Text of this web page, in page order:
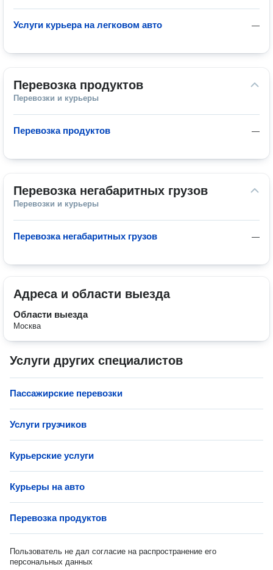
—
Услуги курьера на легковом авто
Перевозка продуктов
Перевозки и курьеры
—
Перевозка продуктов
Перевозка негабаритных грузов
Перевозки и курьеры
—
Перевозка негабаритных грузов
Адреса и области выезда
Области выезда
Москва
Услуги других специалистов
Пассажирские перевозки
Услуги грузчиков
Курьерские услуги
Курьеры на авто
Перевозка продуктов
Пользователь не дал согласие на распространение его
персональных данных